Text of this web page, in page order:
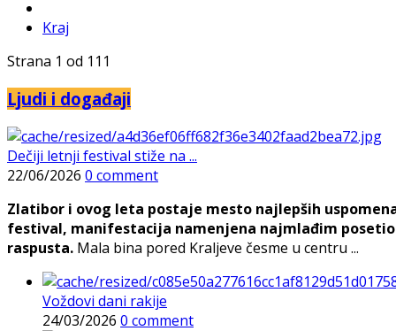
Kraj
Strana 1 od 111
Ljudi i događaji
Dečiji letnji festival stiže na ...
22/06/2026 0 comment
Zlatibor i ovog leta postaje mesto najlepših
festival, manifestacija namenjena najmlađim
raspusta. Mala bina pored Kraljeve česme u centru ...
Voždovi dani rakije
24/03/2026 0 comment